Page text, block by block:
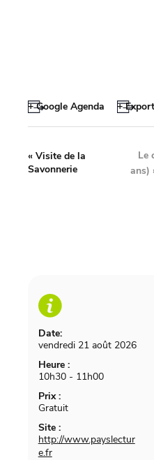
+ Google Agenda +
Date:
vendredi 21 août 2026
Heure :
10h30 - 11h00
Prix :
Gratuit
Site :
http://www.payslectur
e.fr
« Visite de la
Savonnerie
Le
ans)